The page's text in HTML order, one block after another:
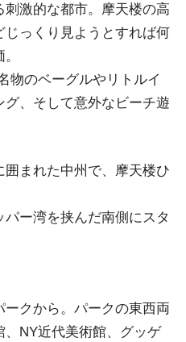
激的な都市。摩天楼の高
っくり見ようとすれば何
物のベーグルやリトルイ
、そして意外なビーチ遊
まれた中州で、摩天楼ひ
ー湾を挟んだ南側にスタ
クから。パークの東西両
NY近代美術館、グッゲ